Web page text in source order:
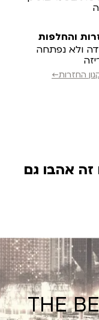
והחלפות
ולא נפתחה
החזרות←
זה אהבו גם
THE